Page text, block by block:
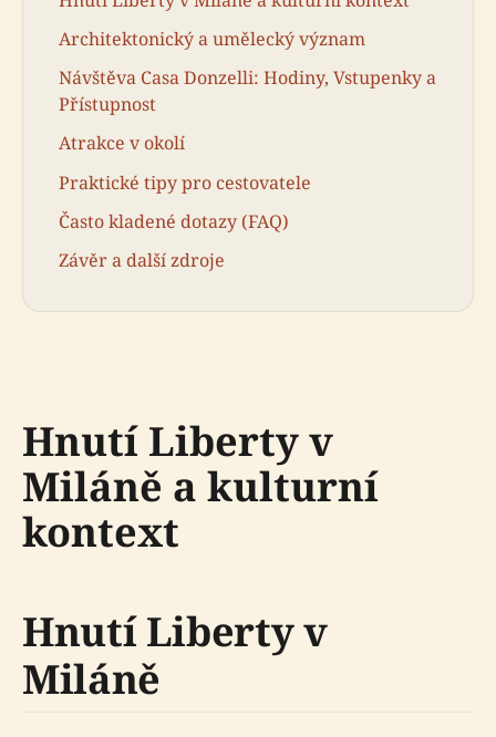
Architektonický a umělecký význam
Návštěva Casa Donzelli: Hodiny, Vstupenky a
Přístupnost
Atrakce v okolí
Praktické tipy pro cestovatele
Často kladené dotazy (FAQ)
Závěr a další zdroje
Hnutí Liberty v
Miláně a kulturní
kontext
Hnutí Liberty v
Miláně